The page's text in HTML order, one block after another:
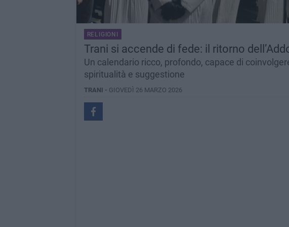
RELIGIONI
Trani si accende di fede: il ritorno
Un calendario ricco, profondo, capace di
spiritualità e suggestione
TRANI - GIOVEDÌ 26 MARZO 2026